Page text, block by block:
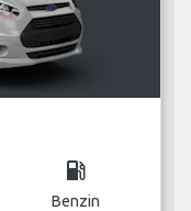
local_gas_station
Benzin